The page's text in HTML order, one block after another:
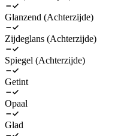
Glanzend (Achterzijde)
Zijdeglans (Achterzijde)
Spiegel (Achterzijde)
Getint
Opaal
Glad